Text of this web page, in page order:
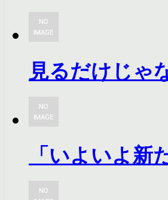
見るだけじゃ
「いよいよ